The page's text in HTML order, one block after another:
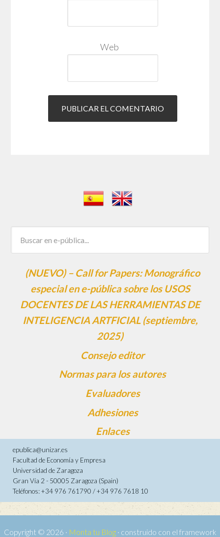
Web
(NUEVO) – Call for Papers: Monográfico
especial en e-pública sobre los USOS
DOCENTES DE LAS HERRAMIENTAS DE
INTELIGENCIA ARTFICIAL (septiembre,
2025)
Consejo editor
Normas para los autores
Evaluadores
Adhesiones
Enlaces
epublica@unizar.es
Facultad de Economía y Empresa
Universidad de Zaragoza
Gran Vía 2 - 50005 Zaragoza (Spain)
Teléfonos: +34 976 761790 / +34 976 7618 10
Copyright © 2026 · Monta tu Blog· construido con el framework